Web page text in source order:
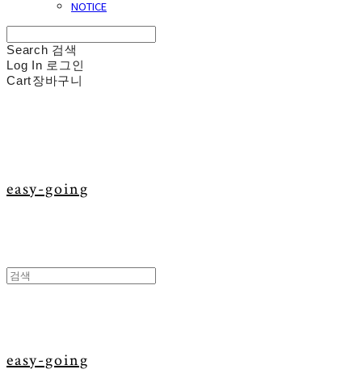
NOTICE
Search 검색
Log In 로그인
Cart장바구니
easy-going
easy-going